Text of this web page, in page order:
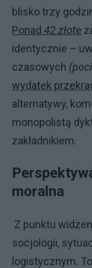
blisko trzy
Ponad 42 złote
identycznie –
czasowych
wydatek
alternatywy,
monopolistą
zakładnikiem.
moralna
Z punktu
socjologii,
logistycznym.